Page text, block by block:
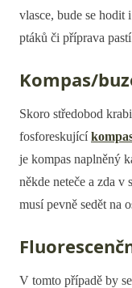
vlasce, bude se
ptáků či příprava
Kompas/
Skoro středobod
fosforeskující
je kompas naplněný
někde neteče a zda v
musí pevně sedět na
V tomto případě by